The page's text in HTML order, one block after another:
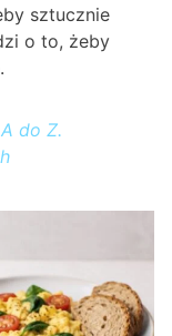
sztucznie
o to, żeby
do Z.